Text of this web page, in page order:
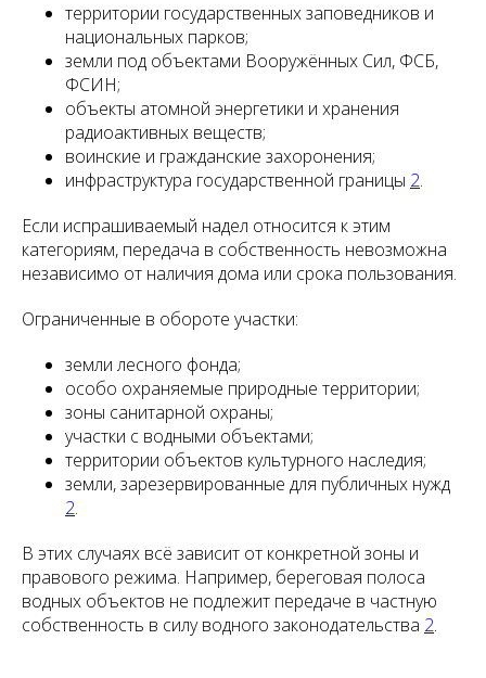
территории государственных заповедников и
национальных парков;
земли под объектами Вооружённых Сил, ФСБ,
ФСИН;
объекты атомной энергетики и хранения
радиоактивных веществ;
воинские и гражданские захоронения;
инфраструктура государственной границы 2.
Если испрашиваемый надел относится к этим
категориям, передача в собственность невозможна
независимо от наличия дома или срока пользования.
Ограниченные в обороте участки:
земли лесного фонда;
особо охраняемые природные территории;
зоны санитарной охраны;
участки с водными объектами;
территории объектов культурного наследия;
земли, зарезервированные для публичных нужд
2.
В этих случаях всё зависит от конкретной зоны и
правового режима. Например, береговая полоса
водных объектов не подлежит передаче в частную
собственность в силу водного законодательства 2.